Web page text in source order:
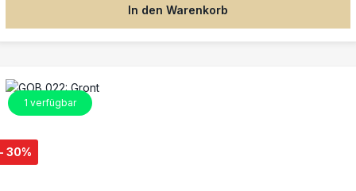
In den Warenkorb
1 verfügbar
30%